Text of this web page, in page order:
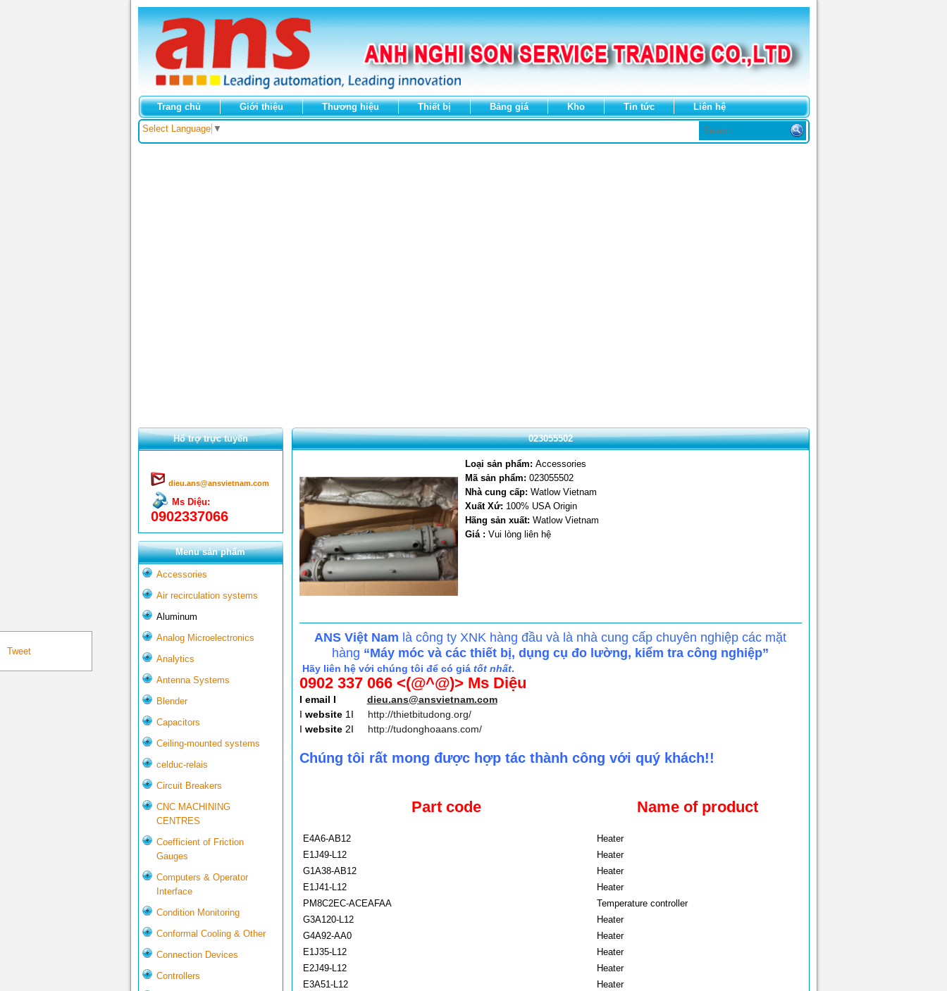
Trang chủ Giới thiệu Thương hiệu Thiết bị Bảng giá Kho Tin tức Liên hệ
Select Language ▼
Hổ trợ trực tuyến
dieu.ans@ansvietnam.com
Ms Diệu:
0902337066
Menu sản phẩm
Accessories
Air recirculation systems
Aluminum
Analog Microelectronics
Analytics
Antenna Systems
Blender
Capacitors
Ceiling-mounted systems
celduc-relais
Circuit Breakers
CNC MACHINING
CENTRES
Coefficient of Friction
Gauges
Computers & Operator
Interface
Condition Monitoring
Conformal Cooling & Other
Connection Devices
Controllers
023055502
Loại sản phẩm: Accessories
Mã sản phẩm: 023055502
Nhà cung cấp: Watlow Vietnam
Xuất Xứ: 100% USA Origin
Hãng sản xuất: Watlow Vietnam
Giá : Vui lòng liên hệ
ANS Việt Nam là công ty XNK hàng đầu và là nhà cung cấp chuyên nghiệp các mặt
hàng “Máy móc và các thiết bị, dụng cụ đo lường, kiểm tra công nghiệp”
Hãy liên hệ với chúng tôi để có giá tốt nhất.
0902 337 066 <(@^@)> Ms Diệu
I email I dieu.ans@ansvietnam.com
I website1I http://thietbitudong.org/
I website2I http://tudonghoaans.com/
Chúng tôi rất mong được hợp tác thành công với quý khách!!
Part code Name of product
E4A6-AB12
Heater
E1J49-L12
Heater
G1A38-AB12
Heater
E1J41-L12
Heater
PM8C2EC-ACEAFAA
Temperature controller
G3A120-L12
Heater
G4A92-AA0
Heater
E1J35-L12
Heater
E2J49-L12
Heater
E3A51-L12
Heater
Tweet